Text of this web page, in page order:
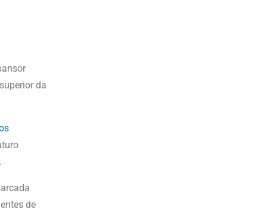
da
de